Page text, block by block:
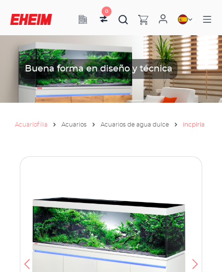
0
Buena forma en diseño y técnica
Acuariofilia Acuarios Acuarios de agua dulce incpiria